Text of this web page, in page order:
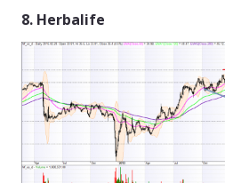
8. Herbalife